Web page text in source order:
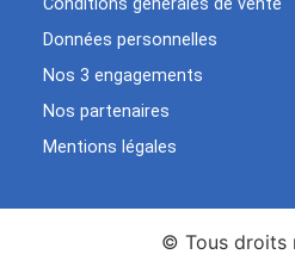
Données personnelles
Nos 3 engagements
Nos partenaires
Mentions légales
© Tous droits